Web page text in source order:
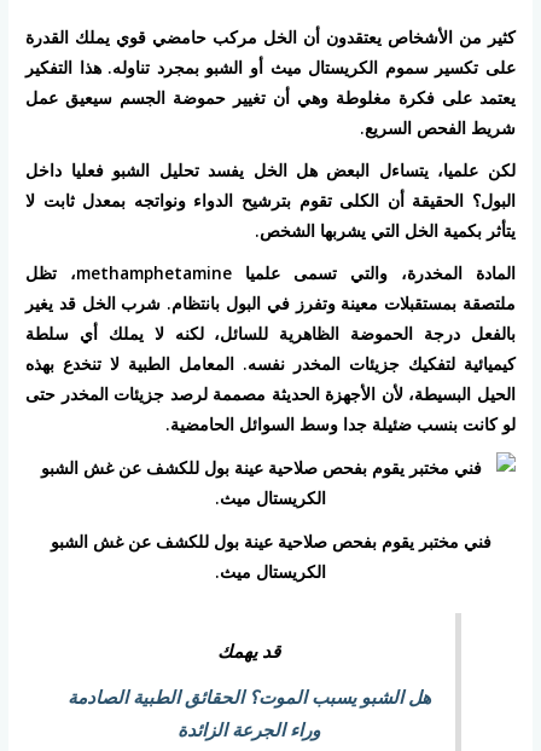
كثير من الأشخاص يعتقدون أن الخل مركب حامضي قوي يملك القدرة
على تكسير سموم الكريستال ميث أو الشبو بمجرد تناوله. هذا التفكير
يعتمد على فكرة مغلوطة وهي أن تغيير حموضة الجسم سيعيق عمل
شريط الفحص السريع.
لكن علميا، يتساءل البعض هل الخل يفسد تحليل الشبو فعليا داخل
البول؟ الحقيقة أن الكلى تقوم بترشيح الدواء ونواتجه بمعدل ثابت لا
يتأثر بكمية الخل التي يشربها الشخص.
المادة المخدرة، والتي تسمى علميا methamphetamine، تظل
ملتصقة بمستقبلات معينة وتفرز في البول بانتظام. شرب الخل قد يغير
بالفعل درجة الحموضة الظاهرية للسائل، لكنه لا يملك أي سلطة
كيميائية لتفكيك جزيئات المخدر نفسه. المعامل الطبية لا تنخدع بهذه
الحيل البسيطة، لأن الأجهزة الحديثة مصممة لرصد جزيئات المخدر حتى
لو كانت بنسب ضئيلة جدا وسط السوائل الحامضية.
فني مختبر يقوم بفحص صلاحية عينة بول للكشف عن غش الشبو
الكريستال ميث.
قد يهمك
هل الشبو يسبب الموت؟ الحقائق الطبية الصادمة
وراء الجرعة الزائدة